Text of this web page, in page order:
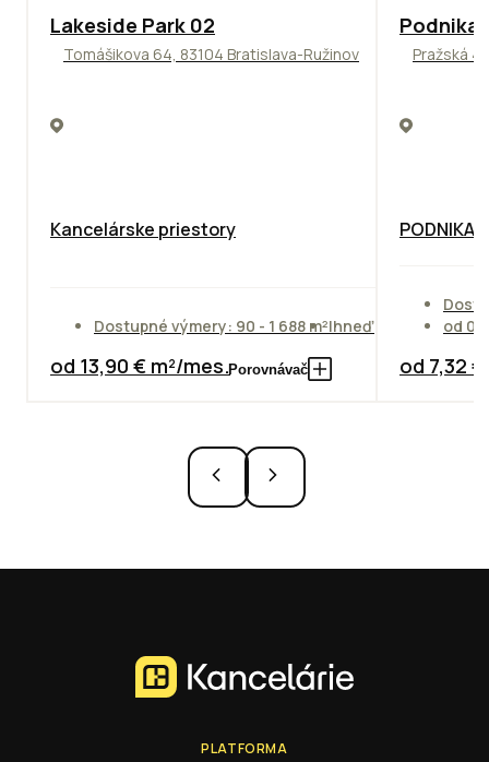
ODPORÚČAME
Lakeside Park 02
Tomášikova 64, 83104 Bratislava-Ružinov
Kancelárske priestory
Dostupné výmery: 90 - 1 688 m²Ihneď
od 13,90 € m²/mes.Porovnávač
Pražská
od
od 7,32
PLATFORMA